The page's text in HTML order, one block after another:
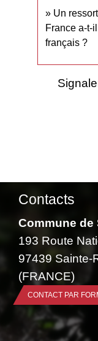
Un
France a-t-
français ?
Contacts
Commune de
193 Route
97439 Sainte-
(FRANCE)
CONTACT PAR